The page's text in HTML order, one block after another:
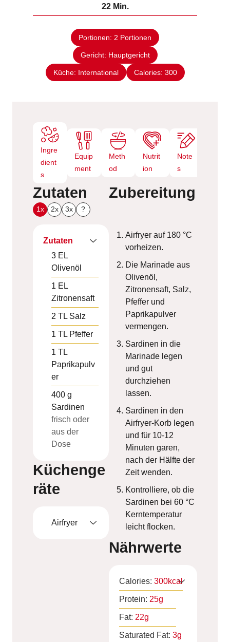
e
e
22M
i
n
u
t
n
Min.
Portionen: 2 Portionen
Gericht: Hauptgericht
Küche: International Calories: 300
Ingre
dient
s
Equip
ment
Meth
od
Nutrit
ion
Note
s
Zutaten
1x 2x 3x ?
Zutaten
3 EL
Olivenöl
1 EL
Zitronensaft
2 TL Salz
1 TL Pfeffer
1 TL
Paprikapulv
er
400 g
Sardinen
frisch oder
aus der
Dose
Küchenge
räte
Airfryer
Zubereitung
Airfryer auf 180 °C
vorheizen.
Die Marinade aus
Olivenöl,
Zitronensaft, Salz,
Pfeffer und
Paprikapulver
vermengen.
Sardinen in die
Marinade legen
und gut
durchziehen
lassen.
Sardinen in den
Airfryer-Korb legen
und für 10-12
Minuten garen,
nach der Hälfte der
Zeit wenden.
Kontrolliere, ob die
Sardinen bei 60 °C
Kerntemperatur
leicht flocken.
Nährwerte
Calories: 300kcal
Protein: 25g
Fat: 22g
Saturated Fat: 3g